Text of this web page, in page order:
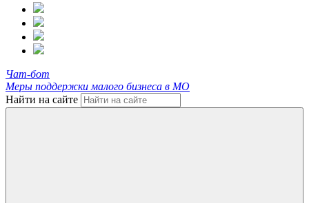
Чат-бот
Меры поддержки малого бизнеса в МО
Найти на сайте